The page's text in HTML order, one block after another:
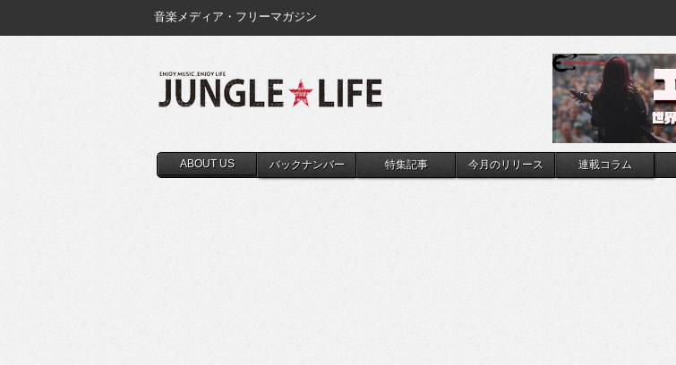
音楽メディア・フリーマガジン
ABOUT US バックナンバー 特集記事 今月のリリース 連載コラム